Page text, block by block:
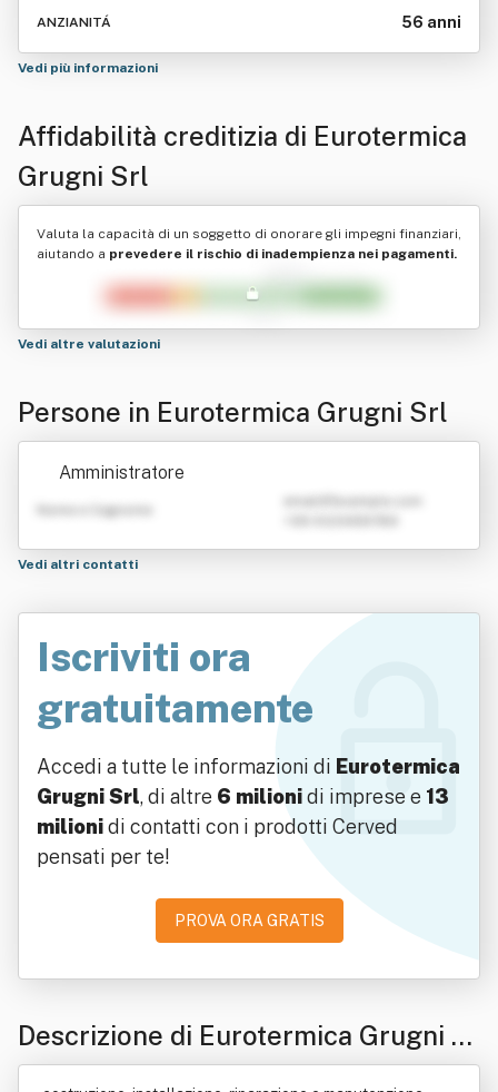
ANZIANITÁ 56 anni
Vedi più informazioni
Affidabilità creditizia di Eurotermica
Grugni Srl
Valuta la capacità di un soggetto di onorare gli impegni finanziari,
aiutando a prevedere il rischio di inadempienza nei pagamenti.
Vedi altre valutazioni
Persone in Eurotermica Grugni Srl
Amministratore
Nome e Cognome
Vedi altri contatti
Iscriviti ora
gratuitamente
Accedi a tutte le informazioni di Eurotermica
Grugni Srl, di altre 6 milionidi imprese e 13
milionidi contatti con i prodotti Cerved
pensati per te!
PROVA ORA GRATIS
Descrizione di Eurotermica Grugni S
rl